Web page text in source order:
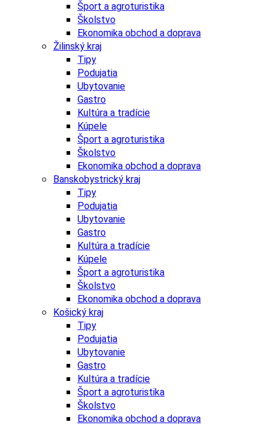
Šport a agroturistika
Školstvo
Ekonomika obchod a doprava
Žilinský kraj
Tipy
Podujatia
Ubytovanie
Gastro
Kultúra a tradície
Kúpele
Šport a agroturistika
Školstvo
Ekonomika obchod a doprava
Banskobystrický kraj
Tipy
Podujatia
Ubytovanie
Gastro
Kultúra a tradície
Kúpele
Šport a agroturistika
Školstvo
Ekonomika obchod a doprava
Košický kraj
Tipy
Podujatia
Ubytovanie
Gastro
Kultúra a tradície
Šport a agroturistika
Školstvo
Ekonomika obchod a doprava